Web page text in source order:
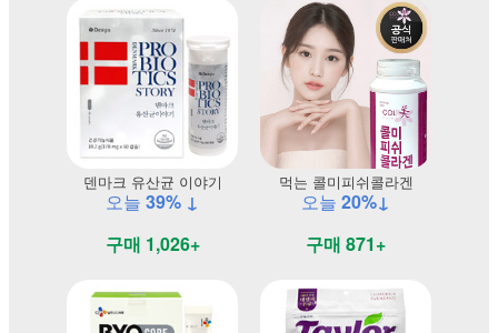
덴마크 유산균 이야기
오늘 39% ↓
구매 1,026+
먹는 콜미피쉬콜라겐
오늘 20%↓
구매 871+